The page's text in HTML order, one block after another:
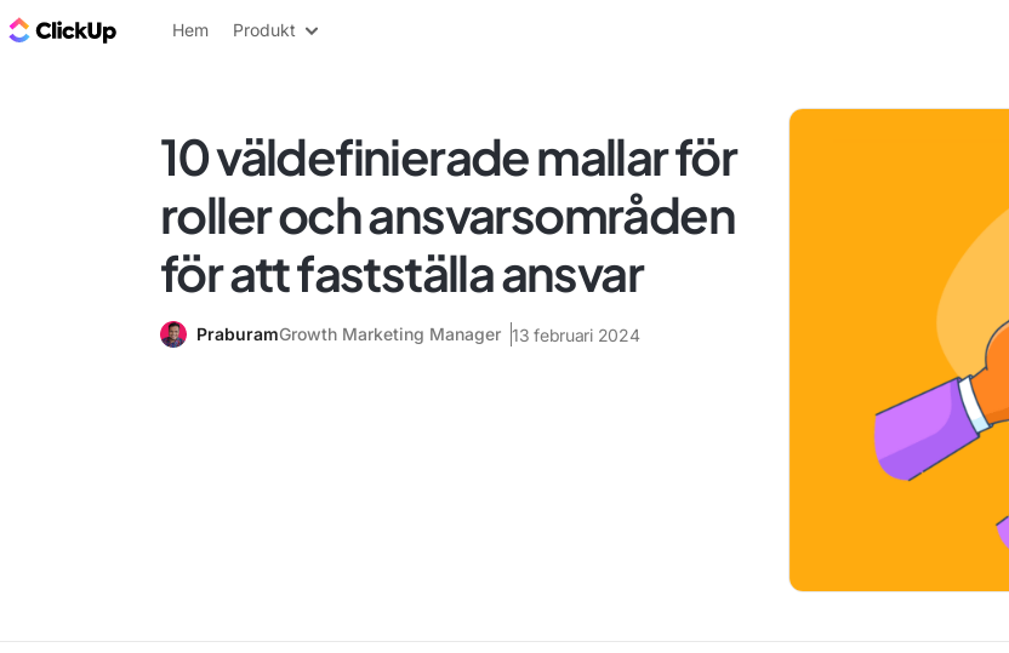
ClickUp-bloggen
Hem Produkt
10 väldefinierade mallar för
roller och ansvarsområden
för att fastställa ansvar
PraburamGrowth Marketing Manager 13 februari 2024